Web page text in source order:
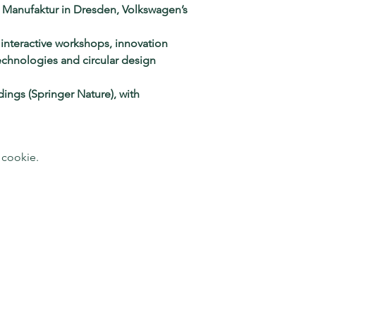
in Dresden, Volkswagen’s
workshops, innovation
and circular design
(Springer Nature), with